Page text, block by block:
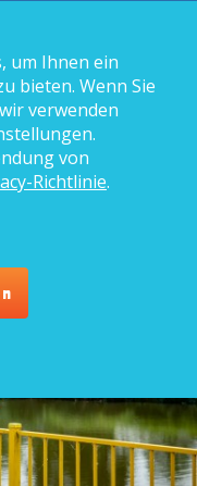
De Vogel
um Ihnen ein
bieten. Wenn Sie
verwenden
von
Richtlinie.